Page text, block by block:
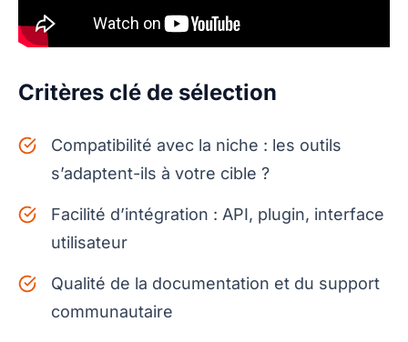
Critères clé de sélection
Compatibilité avec la niche : les outils
s’adaptent-ils à votre cible ?
Facilité d’intégration : API, plugin, interface
utilisateur
Qualité de la documentation et du support
communautaire